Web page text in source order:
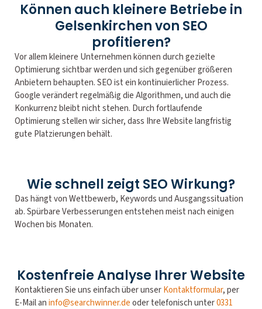
Können auch kleinere Betriebe in
Gelsenkirchen von SEO
profitieren?
Vor allem kleinere Unternehmen können durch gezielte
Optimierung sichtbar werden und sich gegenüber größeren
Anbietern behaupten. SEO ist ein kontinuierlicher Prozess.
Google verändert regelmäßig die Algorithmen, und auch die
Konkurrenz bleibt nicht stehen. Durch fortlaufende
Optimierung stellen wir sicher, dass Ihre Website langfristig
gute Platzierungen behält.
Wie schnell zeigt SEO Wirkung?
Das hängt von Wettbewerb, Keywords und Ausgangssituation
ab. Spürbare Verbesserungen entstehen meist nach einigen
Wochen bis Monaten.
Kostenfreie Analyse Ihrer Website
Kontaktieren Sie uns einfach über unserKontaktformular, per
E-Mail aninfo@searchwinner.deoder telefonisch unter0331